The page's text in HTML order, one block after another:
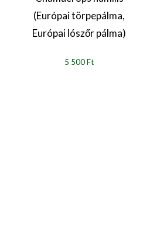
(Európai törpepálma,
Európai lószőr pálma)
5 500 Ft